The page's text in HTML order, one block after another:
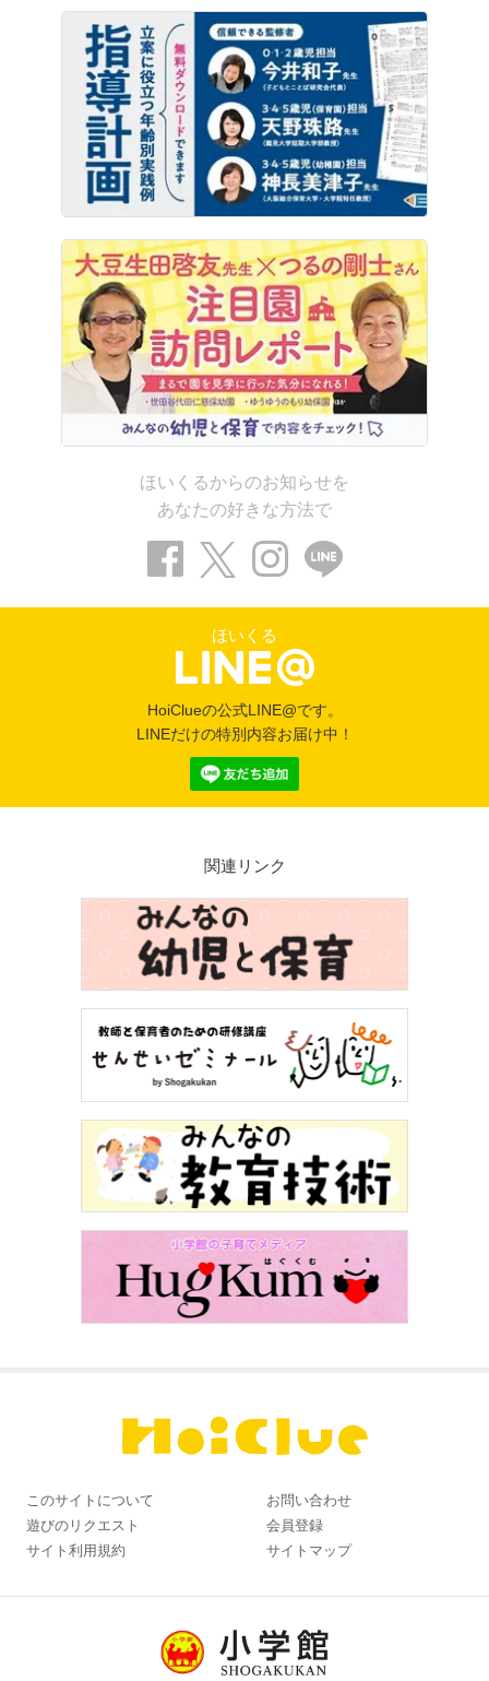
ほいくるからのお知らせを
あなたの好きな方法で
ほいくる
HoiClueの公式LINE@です。
LINEだけの特別内容お届け中！
関連リンク
このサイトについて
お問い合わせ
遊びのリクエスト
会員登録
サイト利用規約
サイトマップ